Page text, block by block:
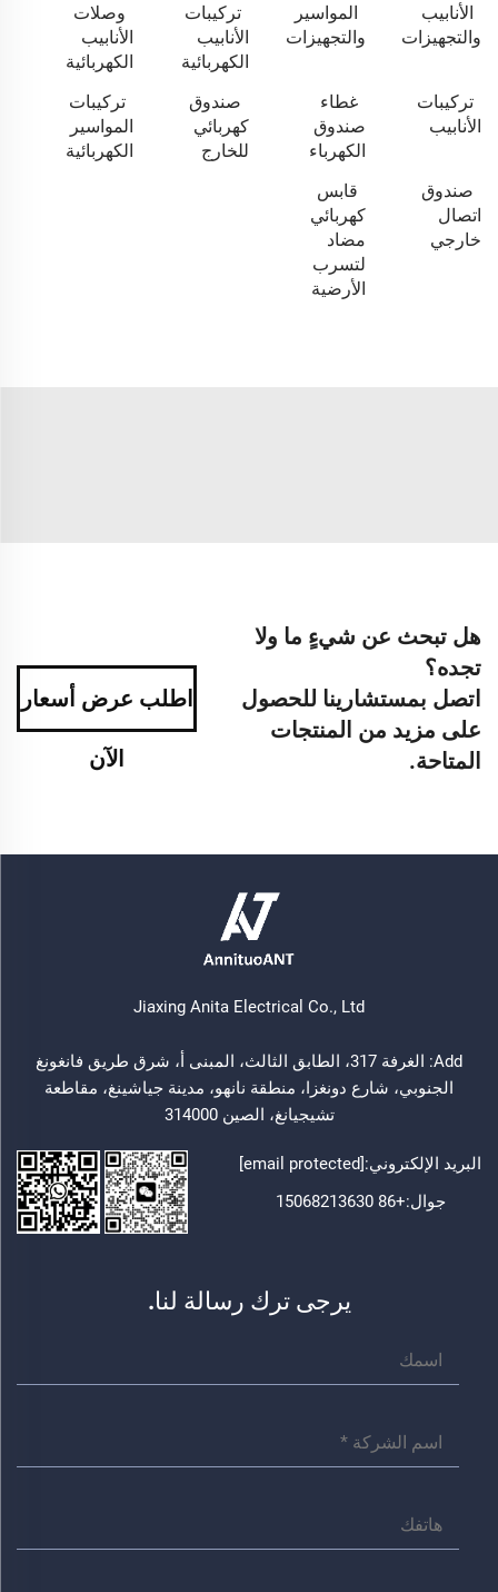
الأنابيب
والتجهيزات
المواسير
والتجهيزات
تركيبات
الأنابيب
الكهربائية
وصلات
الأنابيب
الكهربائية
تركيبات
الأنابيب
غطاء
صندوق
الكهرباء
صندوق
كهربائي
للخارج
تركيبات
المواسير
الكهربائية
صندوق
اتصال
خارجي
قابس
كهربائي
مضاد
لتسرب
الأرضية
هل تبحث عن شيءٍ ما ولا
تجده؟
اتصل بمستشارينا للحصول
على مزيد من المنتجات
المتاحة.
اطلب عرض أسعار
الآن
Jiaxing Anita Electrical Co., Ltd
Add: الغرفة 317، الطابق الثالث، المبنى أ، شرق طريق فانغونغ
الجنوبي، شارع دونغزا، منطقة نانهو، مدينة جياشينغ، مقاطعة
تشيجيانغ، الصين 314000
البريد الإلكتروني:[email protected]
جوال:+86 15068213630
يرجى ترك رسالة لنا.